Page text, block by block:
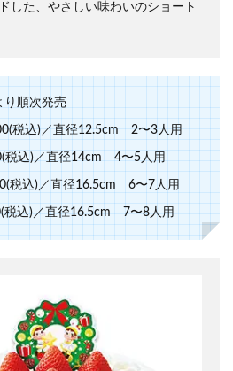
した、やさしい味わいのショート
り順次発売
税込)／直径12.5cm 2〜3人用
税込)／直径14cm 4〜5人用
税込)／直径16.5cm 6〜7人用
込)／直径16.5cm 7〜8人用